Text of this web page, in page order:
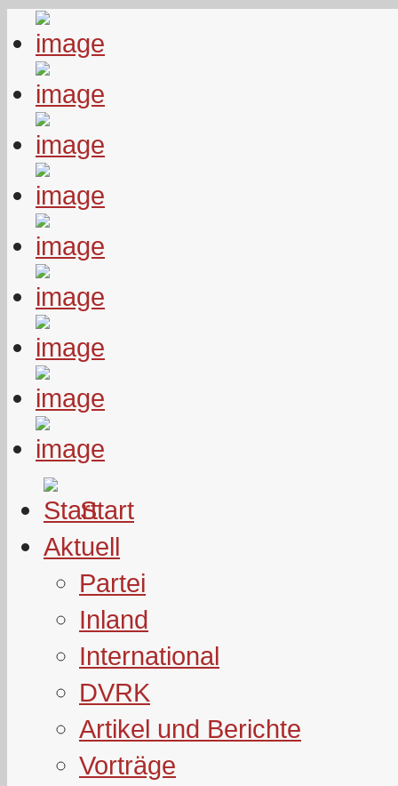
Start
Aktuell
Partei
Inland
International
DVRK
Artikel und Berichte
Vorträge